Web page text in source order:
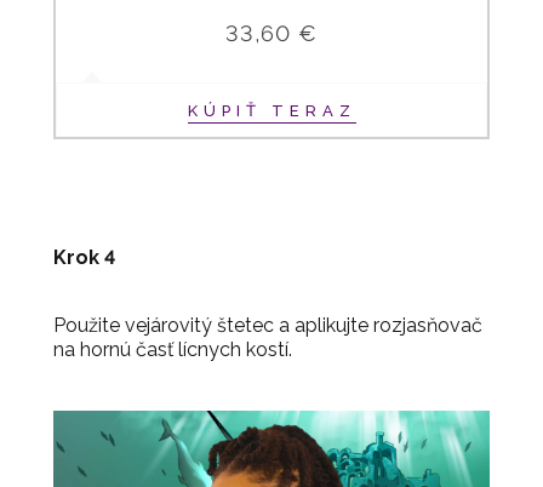
33,60 €
KÚPIŤ TERAZ
Krok 4
Použite vejárovitý štetec a aplikujte rozjasňovač
na hornú časť lícnych kostí.